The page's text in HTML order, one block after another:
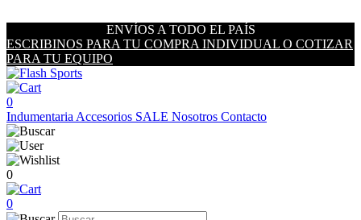
ENVÍOS A TODO EL PAÍS
ESCRIBINOS PARA TU COMPRA INDIVIDUAL O COTIZAR
PARA TU EQUIPO
0
Indumentaria Accesorios SALE Nosotros Contacto
0
0